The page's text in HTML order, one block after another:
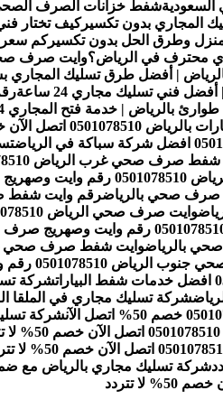
شفط خزانات الصرف الصحي
المجاري بدون تكسيركيف تختار
وطرق الحل بدون تكسيركم سعر
محترف في الرياض؟وايت صرف صحي بالرياض 0501078510
| أفضل طرق تسليك المجاري
فني تسليك مجاري 24 ساعة
بالرياض | خدمة فتح المجاري 24 ساعة
اتصل الآن خصم 50% لا تتردد
صحي غرب الرياض 0501078510 رقم وايت وصهريج صرف صحي بالرياض
بالرياض
رقم وايت شفط صرف صحي في الرياض
وايت صرف صحي الرياض 0501078510 رقم وايت وصهريج صرف صحي بالرياض
وايت شفط صرف صحي غرب الرياض 0501078510 رقم
رقم وايت وصهريج صرف صحي بالرياض
شركة تسليك مجاري في الملقا الرياض 0501078510 خصم 50%
شركة تسليك مجاري
شركة تسليك مجاري بالرياض مع ضمان 0501078510 اتصل الآن خصم 50%